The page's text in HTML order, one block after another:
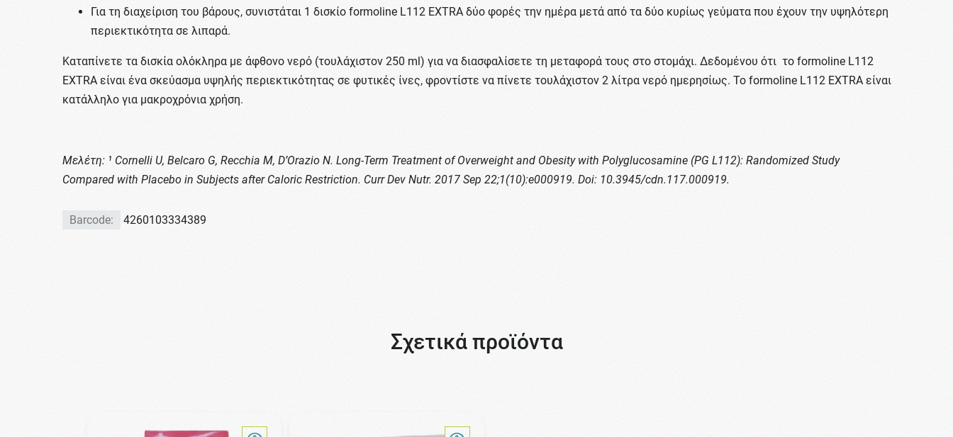
Για τη διαχείριση του βάρους, συνιστάται 1 δισκίο formoline L112 EXTRA δύο φορές την ημέρα μετά από τα δύο κυρίως γεύματα που έχουν την υψηλότερη
περιεκτικότητα σε λιπαρά.
Καταπίνετε τα δισκία ολόκληρα με άφθονο νερό (τουλάχιστον 250 ml) για να διασφαλίσετε τη μεταφορά τους στο στομάχι. Δεδομένου ότι το formoline L112
EXTRA είναι ένα σκεύασμα υψηλής περιεκτικότητας σε φυτικές ίνες, φροντίστε να πίνετε τουλάχιστον 2 λίτρα νερό ημερησίως. To formoline L112 EXTRA είναι
κατάλληλο για μακροχρόνια χρήση.
Μελέτη: ¹ Cornelli U, Belcaro G, Recchia M, D’Orazio N. Long-Term Treatment of Overweight and Obesity with Polyglucosamine (PG L112): Randomized Study
Compared with Placebo in Subjects after Caloric Restriction. Curr Dev Nutr. 2017 Sep 22;1(10):e000919. Doi: 10.3945/cdn.117.000919.
Barcode: 4260103334389
Σχετικά προϊόντα